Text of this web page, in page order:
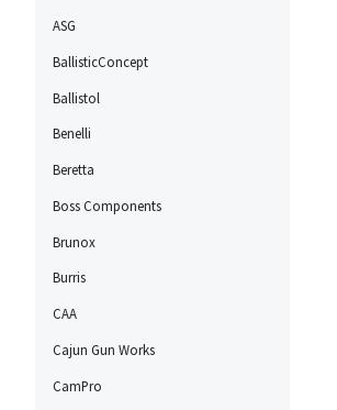
ASG
BallisticConcept
Ballistol
Benelli
Beretta
Boss Components
Brunox
Burris
CAA
Cajun Gun Works
CamPro